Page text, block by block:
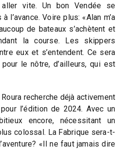
aller vite. Un bon Vendée se
l’avance. Voire plus: «Alan m’a
de bateaux s’achètent et
la course. Les skippers
eux et s’entendent. Ce sera
le nôtre, d’ailleurs, qui est
recherche déjà activement
l’édition de 2024. Avec un
encore, nécessitant un
colossal. La Fabrique sera-t-
«Il ne faut jamais dire